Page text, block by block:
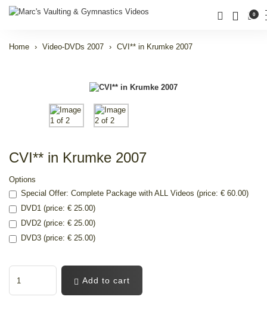
0
Home Video-DVDs 2007 CVI** in Krumke 2007
CVI** in Krumke 2007
Options
Special Offer: Complete Package with ALL Videos (price: € 60.00)
DVD1 (price: € 25.00)
DVD2 (price: € 25.00)
DVD3 (price: € 25.00)
Add to cart